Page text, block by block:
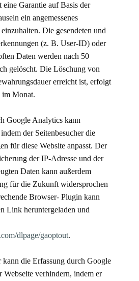
Garantie auf Basis der
ein angemessenes
Die gesendeten und
(z. B. User-ID) oder
Daten werden nach 50
gelöscht. Die Löschung von
erreicht ist, erfolgt
im Monat.
Google Analytics kann
der Seitenbesucher die
für diese Website anpasst. Der
der IP-Adresse und der
Daten kann außerdem
für die Zukunft widersprochen
Browser- Plugin kann
Link heruntergeladen und
dlpage/gaoptout.
kann die Erfassung durch Google
Webseite verhindern, indem er